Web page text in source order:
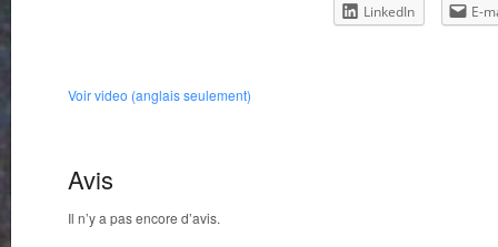
LinkedIn
E-
Voir video (anglais seulement)
Avis
Il n’y a pas encore d’avis.